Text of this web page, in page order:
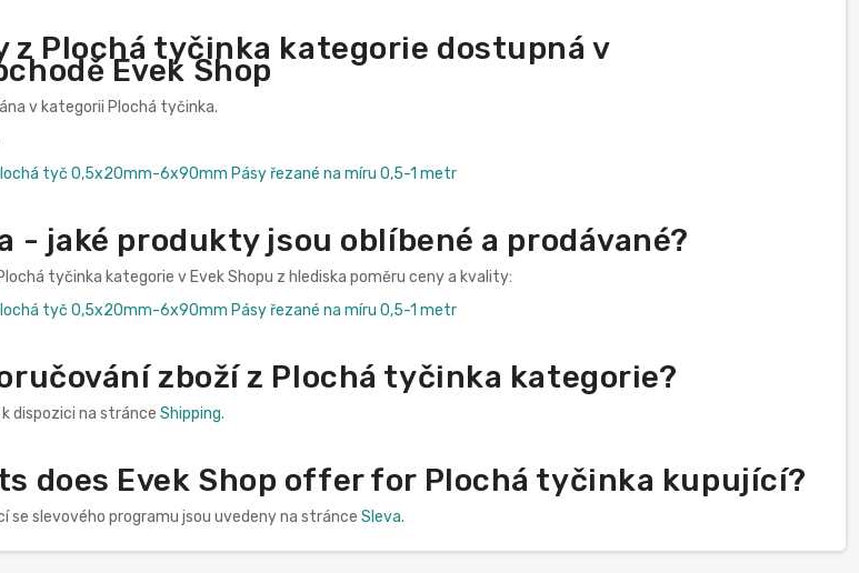
z Plochá tyčinka kategorie dostupná v
Evek Shop
v kategorii Plochá tyčinka.
tyč 0,5x20mm-6x90mm Pásy řezané na míru 0,5-1 metr
- jaké produkty jsou oblíbené a prodávané?
tyčinka kategorie v Evek Shopu z hlediska poměru ceny a kvality:
tyč 0,5x20mm-6x90mm Pásy řezané na míru 0,5-1 metr
zboží z Plochá tyčinka kategorie?
dispozici na stránce Shipping.
does Evek Shop offer for Plochá tyčinka kupující?
slevového programu jsou uvedeny na stránce Sleva.